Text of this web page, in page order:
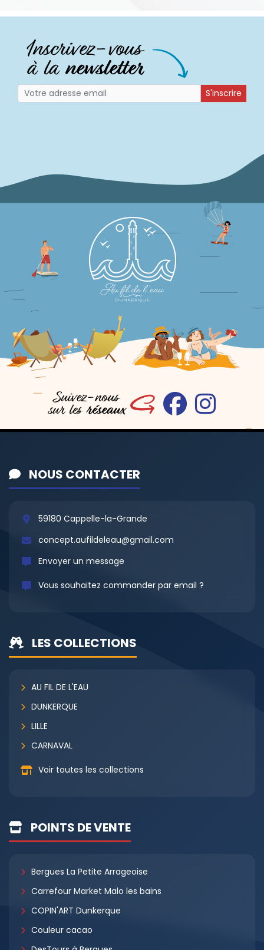
S'inscrire
NOUS CONTACTER
59180 Cappelle-la-Grande
concept.aufildeleau@gmail.com
Envoyer un message
Vous souhaitez commander par email ?
LES COLLECTIONS
AU FIL DE L'EAU
DUNKERQUE
LILLE
CARNAVAL
Voir toutes les collections
POINTS DE VENTE
Bergues La Petite Arrageoise
Carrefour Market Malo les bains
COPIN'ART Dunkerque
Couleur cacao